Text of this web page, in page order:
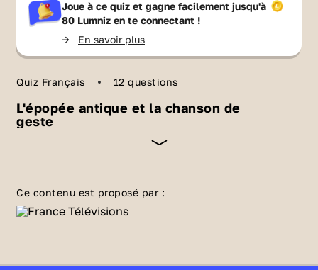
Joue à ce quiz et gagne facilement jusqu'à
80 Lumniz en te connectant !
-> En savoir plus
Quiz Français 12 questions
L'épopée antique et la chanson de
geste
chanson de geste ? Voilà une bonne raison de
faire ce quiz et d'en savoir un peu plus ! Les
longs poèmes chantés, elles célèbrent les
Ce contenu est proposé par :